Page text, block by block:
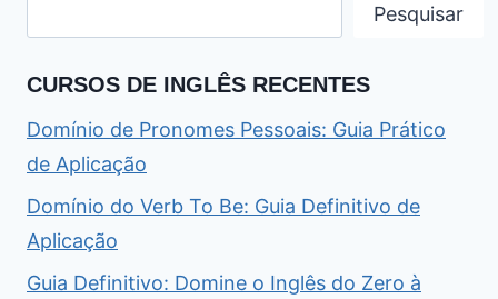
Pesquisar
CURSOS DE INGLÊS RECENTES
Domínio de Pronomes Pessoais: Guia Prático
de Aplicação
Domínio do Verb To Be: Guia Definitivo de
Aplicação
Guia Definitivo: Domine o Inglês do Zero à